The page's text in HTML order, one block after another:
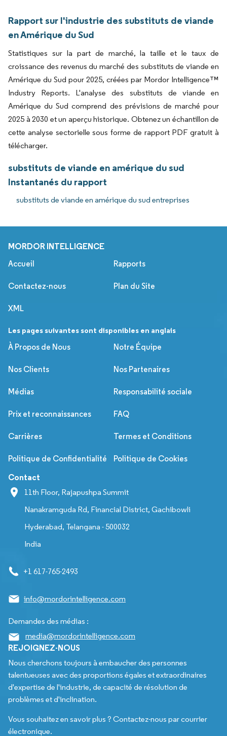
Rapport sur l'industrie des substituts de viande
en Amérique du Sud
Statistiques sur la part de marché, la taille et le taux de
croissance des revenus du marché des substituts de viande en
Amérique du Sud pour 2025, créées par Mordor Intelligence™
Industry Reports. L'analyse des substituts de viande en
Amérique du Sud comprend des prévisions de marché pour
2025 à 2030 et un aperçu historique. Obtenez un échantillon de
cette analyse sectorielle sous forme de rapport PDF gratuit à
télécharger.
substituts de viande en amérique du sud
Instantanés du rapport
substituts de viande en amérique du sud entreprises
MORDOR INTELLIGENCE
Accueil Rapports
Contactez-nous Plan du Site
XML
Les pages suivantes sont disponibles en anglais
À Propos de Nous
Notre Équipe
Nos Clients Nos Partenaires
Médias Responsabilité sociale
Prix et reconnaissances FAQ
Carrières Termes et Conditions
Politique de Confidentialité Politique de Cookies
Contact
11th Floor, Rajapushpa Summit
Nanakramguda Rd, Financial District, Gachibowli
Hyderabad, Telangana - 500032
India
+1 617-765-2493
info@mordorintelligence.com
Demandes des médias :
media@mordorintelligence.com
REJOIGNEZ-NOUS
Nous cherchons toujours à embaucher des personnes
talentueuses avec des proportions égales et extraordinaires
d'expertise de l'industrie, de capacité de résolution de
problèmes et d'inclination.
Vous souhaitez en savoir plus ? Contactez-nous par courrier
électronique.